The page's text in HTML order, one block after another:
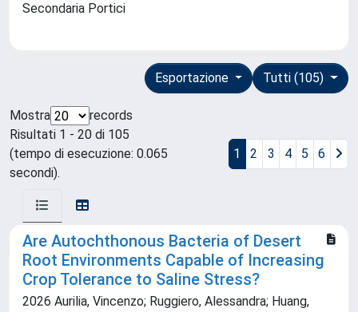
Secondaria Portici
Tutti (105)
Esportazione
Mostra
records
Risultati 1 - 20 di 105
(tempo di esecuzione: 0.065
secondi).
1 2 3 4 5 6
Are Autochthonous Bacteria of Desert
Root Environments Capable of Increasing
Crop Tolerance to Saline Stress?
2026 Aurilia, Vincenzo; Ruggiero, Alessandra; Huang,